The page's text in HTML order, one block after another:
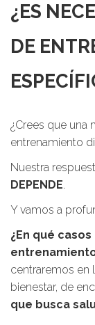
¿ES
DE
¿Crees que una
entrenamiento
Nuestra
DEPENDE.
Y vamos a
¿En qué
centraremos en
bienestar, de
que busca